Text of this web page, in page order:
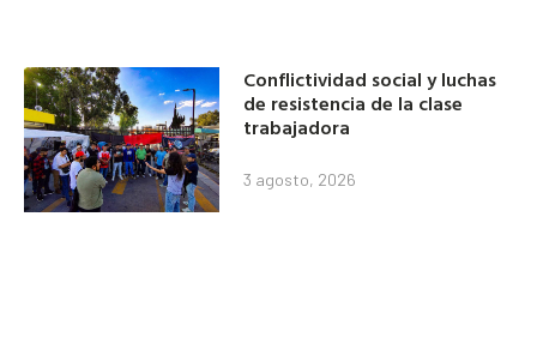
Conflictividad social y luchas
de resistencia de la clase
trabajadora
3 agosto, 2026